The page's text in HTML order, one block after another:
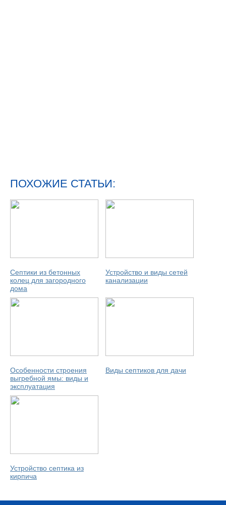
ПОХОЖИЕ СТАТЬИ:
Септики из бетонных
колец для загородного
дома
Устройство и виды сетей
канализации
Особенности строения
выгребной ямы: виды и
эксплуатация
Виды септиков для дачи
Устройство септика из
кирпича